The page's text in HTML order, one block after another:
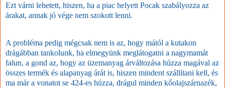
Ezt várni lehetett, hiszen, ha a piac helyett Pocak szabályozza az
árakat, annak jó vége nem szokott lenni.
A probléma pedig mégcsak nem is az, hogy mától a kutakon
drágábban tankolunk, ha elmegyünk meglátogatni a nagymamát
falun, a gond az, hogy az üzemanyag árváltozása húzza magával az
összes termék és alapanyag árát is, hiszen mindent szállítani kell, és
ma már a vonatot se 424-es húzza, drágul minden kőolajszárnazék,